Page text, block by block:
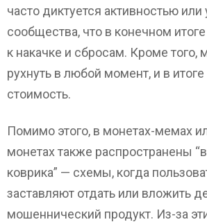
часто диктуется активностью или
сообщества, что в конечном
к накачке и сбросам. Кроме того,
рухнуть в любой момент, и в
стоимость.
Помимо этого, в монетах-мемах
монетах также распространены
коврика” — схемы, когда
заставляют отдать или вложить
мошеннический продукт. Из-за